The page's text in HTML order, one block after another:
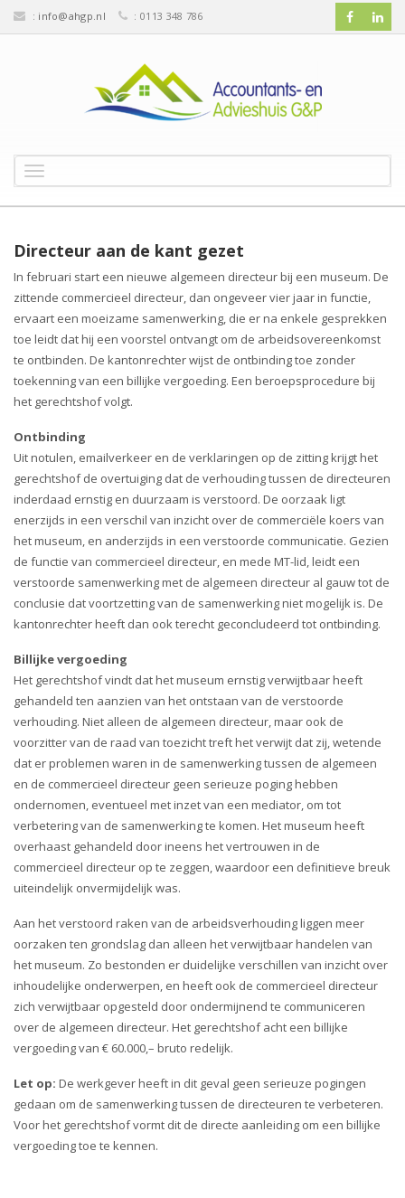
: info@ahgp.nl : 0113 348 786
o
g
l
e
n
a
v
i
g
a
t
Directeur aan de kant gezet
In februari start een nieuwe algemeen directeur bij een museum. De
zittende commercieel directeur, dan ongeveer vier jaar in functie,
ervaart een moeizame samenwerking, die er na enkele gesprekken
toe leidt dat hij een voorstel ontvangt om de arbeidsovereenkomst
te ontbinden. De kantonrechter wijst de ontbinding toe zonder
toekenning van een billijke vergoeding. Een beroepsprocedure bij
het gerechtshof volgt.
Ontbinding
Uit notulen, emailverkeer en de verklaringen op de zitting krijgt het
gerechtshof de overtuiging dat de verhouding tussen de directeuren
inderdaad ernstig en duurzaam is verstoord. De oorzaak ligt
enerzijds in een verschil van inzicht over de commerciële koers van
het museum, en anderzijds in een verstoorde communicatie. Gezien
de functie van commercieel directeur, en mede MT-lid, leidt een
verstoorde samenwerking met de algemeen directeur al gauw tot de
conclusie dat voortzetting van de samenwerking niet mogelijk is. De
kantonrechter heeft dan ook terecht geconcludeerd tot ontbinding.
Billijke vergoeding
Het gerechtshof vindt dat het museum ernstig verwijtbaar heeft
gehandeld ten aanzien van het ontstaan van de verstoorde
verhouding. Niet alleen de algemeen directeur, maar ook de
voorzitter van de raad van toezicht treft het verwijt dat zij, wetende
dat er problemen waren in de samenwerking tussen de algemeen
en de commercieel directeur geen serieuze poging hebben
ondernomen, eventueel met inzet van een mediator, om tot
verbetering van de samenwerking te komen. Het museum heeft
overhaast gehandeld door ineens het vertrouwen in de
commercieel directeur op te zeggen, waardoor een definitieve breuk
uiteindelijk onvermijdelijk was.
Aan het verstoord raken van de arbeidsverhouding liggen meer
oorzaken ten grondslag dan alleen het verwijtbaar handelen van
het museum. Zo bestonden er duidelijke verschillen van inzicht over
inhoudelijke onderwerpen, en heeft ook de commercieel directeur
zich verwijtbaar opgesteld door ondermijnend te communiceren
over de algemeen directeur. Het gerechtshof acht een billijke
vergoeding van € 60.000,– bruto redelijk.
Let op: De werkgever heeft in dit geval geen serieuze pogingen
gedaan om de samenwerking tussen de directeuren te verbeteren.
Voor het gerechtshof vormt dit de directe aanleiding om een billijke
vergoeding toe te kennen.